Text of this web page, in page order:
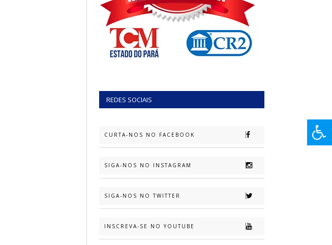
REDES SOCIAIS
CURTA-NOS NO FACEBOOK
SIGA-NOS NO INSTAGRAM
SIGA-NOS NO TWITTER
INSCREVA-SE NO YOUTUBE